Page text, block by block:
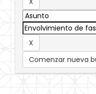
Comenzar nueva